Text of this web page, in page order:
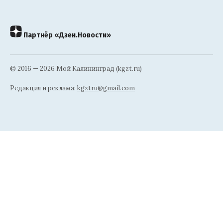
Партнёр «Дзен.Новости»
© 2016 — 2026 Мой Калининград (kgzt.ru)
Редакция и реклама: kgztru@gmail.com